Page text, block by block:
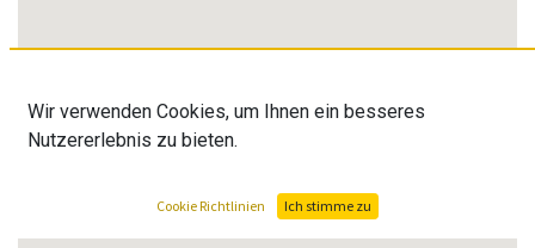
Wir verwenden Cookies, um Ihnen ein besseres
Nutzererlebnis zu bieten.
Cookie Richtlinien Ich stimme zu